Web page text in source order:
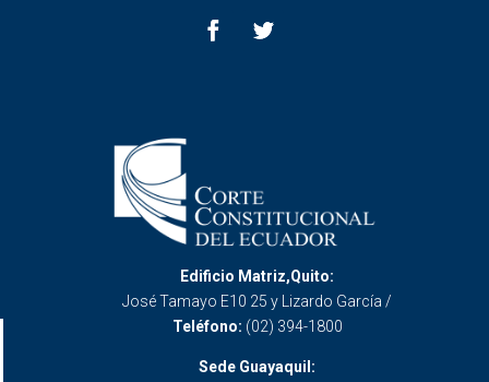
Edificio Matriz,Quito:
José Tamayo E10 25 y Lizardo García /
Teléfono: (02) 394-1800
Sede Guayaquil: